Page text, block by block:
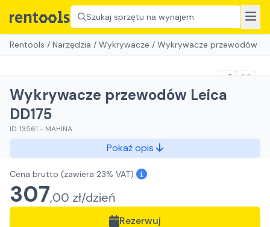
Szukaj sprzętu na wynajem
Rentools / Narzędzia / Wykrywacze / Wykrywacze przewodów
Wykrywacze przewodów Leica
DD175
ID:13561 - MAHINA
Pokaż opis
Cena brutto (zawiera 23% VAT)
307,00 zł/dzień
Rezerwuj